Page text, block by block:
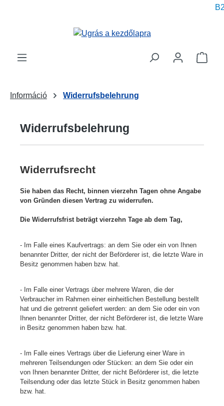
A
Információ Widerrufsbelehrung
Widerrufsbelehrung
Widerrufsrecht
Sie haben das Recht, binnen vierzehn Tagen ohne Angabe
von Gründen diesen Vertrag zu widerrufen.
Die Widerrufsfrist beträgt vierzehn Tage ab dem Tag,
- Im Falle eines Kaufvertrags: an dem Sie oder ein von Ihnen
benannter Dritter, der nicht der Beförderer ist, die letzte Ware in
Besitz genommen haben bzw. hat.
- Im Falle einer Vertrags über mehrere Waren, die der
Verbraucher im Rahmen einer einheitlichen Bestellung bestellt
hat und die getrennt geliefert werden: an dem Sie oder ein von
Ihnen benannter Dritter, der nicht Beförderer ist, die letzte Ware
in Besitz genommen haben bzw. hat.
- Im Falle eines Vertrags über die Lieferung einer Ware in
mehreren Teilsendungen oder Stücken: an dem Sie oder ein
von Ihnen benannter Dritter, der nicht Beförderer ist, die letzte
Teilsendung oder das letzte Stück in Besitz genommen haben
bzw. hat.